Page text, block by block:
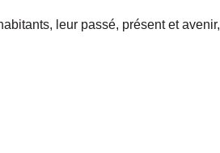
leur passé, présent et avenir,